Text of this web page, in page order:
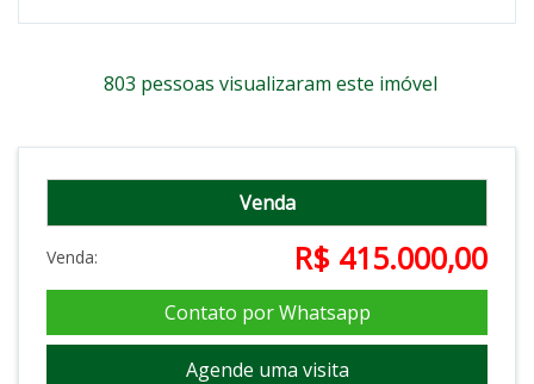
803 pessoas visualizaram este imóvel
Venda
Venda: R$ 415.000,00
Contato por Whatsapp
Agende uma visita